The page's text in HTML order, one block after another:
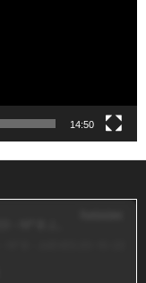
14:50